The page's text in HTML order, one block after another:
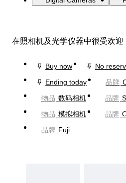
在照相机及光学仪器中很受欢迎
Buy now
No
Ending today
品牌
物品 数码相机 品牌
物品 模拟相机 品牌
品牌 Fuji